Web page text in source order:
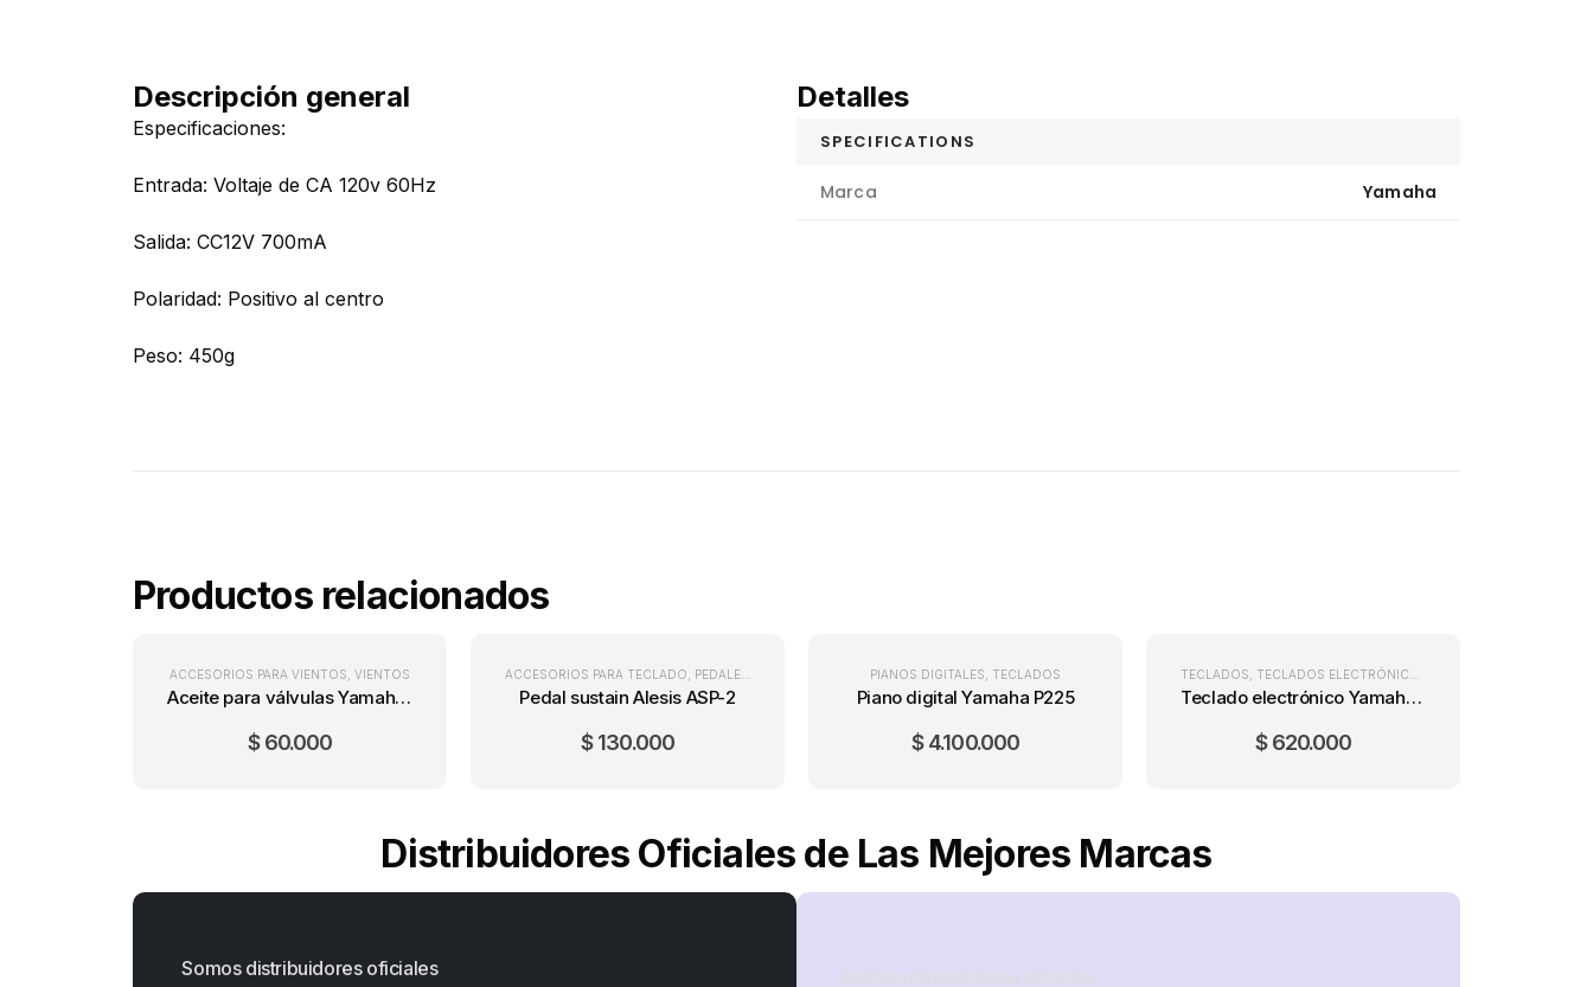
Descripción general
Especificaciones:
Entrada: Voltaje de CA 120v 60Hz
Salida: CC12V 700mA
Polaridad: Positivo al centro
Peso: 450g
Detalles
SPECIFICATIONS
Marca Yamaha
Productos relacionados
ACCESORIOS PARA VIENTOS VIENTOS
Aceite para válvulas Yamaha Light
$60.000
ACCESORIOS PARA TECLADO PEDALES PARA TECLADO TECLADOS
Pedal sustain Alesis ASP-2
$130.000
PIANOS DIGITALES TECLADOS
Piano digital Yamaha P225
$4.100.000
TECLADOS TECLADOS ELECTRÓNICOS
Teclado electrónico Yamaha PSR-F52 + PA3C
$620.000
Distribuidores Oficiales de Las Mejores Marcas
Somos distribuidores oficiales Somos distribuidores oficiales